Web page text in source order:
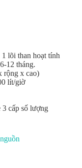
lõi than hoạt tính
12 tháng.
rộng x cao)
lít/giờ
cấp số lượng